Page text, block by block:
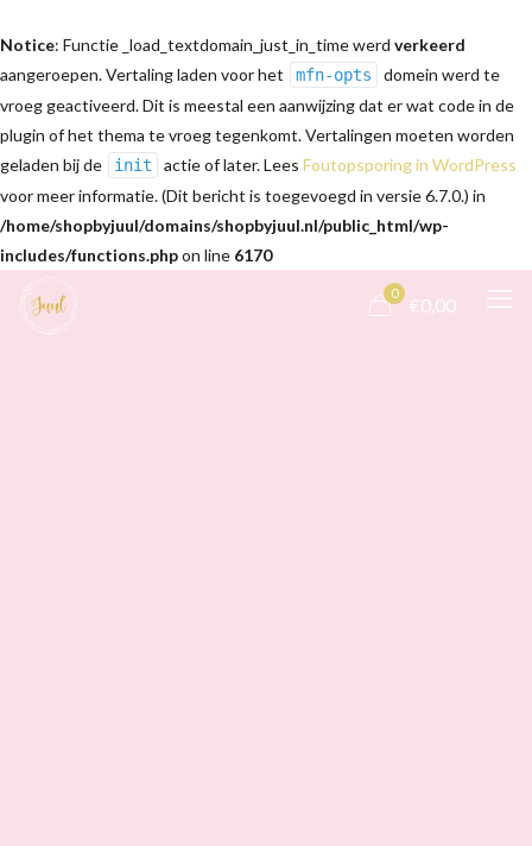
Notice: Functie _load_textdomain_just_in_time werd verkeerd
aangeroepen. Vertaling laden voor het
mfn-opts
domein werd te
vroeg geactiveerd. Dit is meestal een aanwijzing dat er wat code in de
plugin of het thema te vroeg tegenkomt. Vertalingen moeten worden
geladen bij de
init actie of later. Lees Foutopsporing in WordPress
voor meer informatie. (Dit bericht is toegevoegd in versie 6.7.0.) in
/home/shopbyjuul/domains/shopbyjuul.nl/public_html/wp-
includes/functions.phpon line 6170
0
€0,00